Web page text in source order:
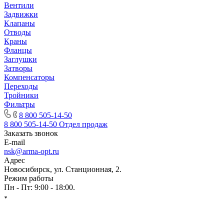
Вентили
Задвижки
Клапаны
Отводы
Краны
Фланцы
Заглушки
Затворы
Компенсаторы
Переходы
Тройники
Фильтры
8 800 505-14-50
8 800 505-14-50 Отдел продаж
Заказать звонок
E-mail
nsk@arma-opt.ru
Адрес
Новосибирск, ул. Станционная, 2.
Режим работы
Пн - Пт: 9:00 - 18:00.